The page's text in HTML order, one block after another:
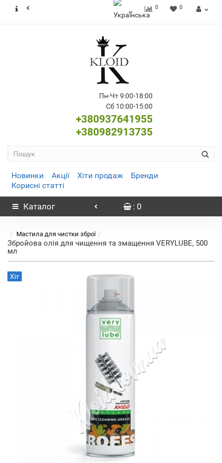
0 0
Пн-Чт 9:00-18:00
Сб 10:00-15:00
+380937641955
+380982913735
Новинки Акції Хіти продаж
Бренди
Корисні статті
Каталог : 0
Мастила для чистки зброї
Збройова олія для чищення та змащення VERYLUBE, 500
мл
Хіт